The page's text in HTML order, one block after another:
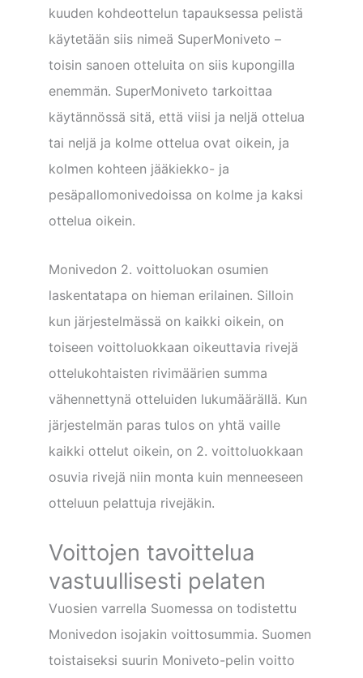
kuuden kohdeottelun tapauksessa pelistä
käytetään siis nimeä SuperMoniveto –
toisin sanoen otteluita on siis kupongilla
enemmän. SuperMoniveto tarkoittaa
käytännössä sitä, että viisi ja neljä ottelua
tai neljä ja kolme ottelua ovat oikein, ja
kolmen kohteen jääkiekko- ja
pesäpallomonivedoissa on kolme ja kaksi
ottelua oikein.
Monivedon 2. voittoluokan osumien
laskentatapa on hieman erilainen. Silloin
kun järjestelmässä on kaikki oikein, on
toiseen voittoluokkaan oikeuttavia rivejä
ottelukohtaisten rivimäärien summa
vähennettynä otteluiden lukumäärällä. Kun
järjestelmän paras tulos on yhtä vaille
kaikki ottelut oikein, on 2. voittoluokkaan
osuvia rivejä niin monta kuin menneeseen
otteluun pelattuja rivejäkin.
Voittojen tavoittelua
vastuullisesti pelaten
Vuosien varrella Suomessa on todistettu
Monivedon isojakin voittosummia. Suomen
toistaiseksi suurin Moniveto-pelin voitto